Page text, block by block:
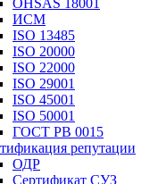
OHSAS 18001
ИСМ
ISO 13485
ISO 20000
ISO 22000
ISO 29001
ISO 45001
ISO 50001
ГОСТ РВ 0015
репутации
ОДР
Сертификат СУЗ